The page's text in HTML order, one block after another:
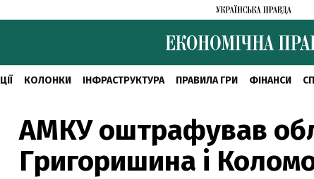
КОЛОНКИ ІНФРАСТРУКТУРА ПРАВИЛА ГРИ ФІНАНСИ
АМКУ оштрафував
Григоришина і